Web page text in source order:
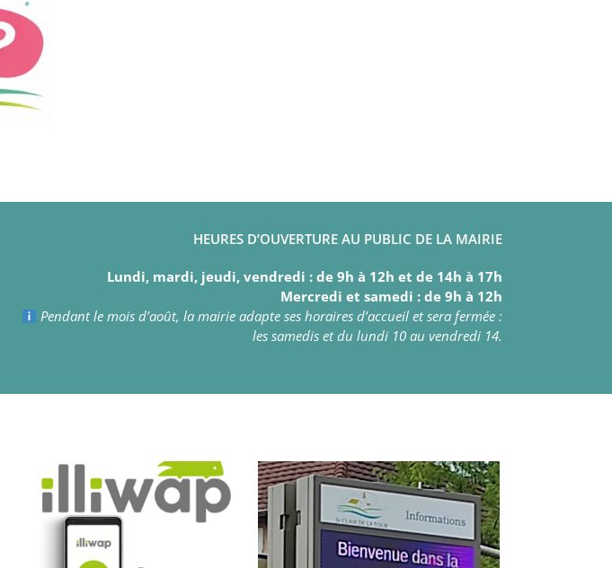
HEURES D’OUVERTURE AU PUBLIC DE LA MAIRIE
Lundi, mardi, jeudi, vendredi : de 9h à 12h et de 14h à 17h
Mercredi et samedi : de 9h à 12h
Pendant le mois d’août, la mairie adapte ses horaires d’accueil et sera fermée :
les samedis et du lundi 10 au vendredi 14.